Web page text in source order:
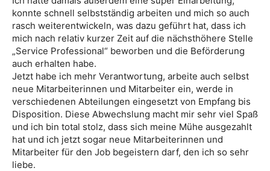
konnte schnell selbstständig arbeiten und mich so auch
rasch weiterentwickeln, was dazu geführt hat, dass ich
mich nach relativ kurzer Zeit auf die nächsthöhere Stelle
„Service Professional“ beworben und die Beförderung
auch erhalten habe.
Jetzt habe ich mehr Verantwortung, arbeite auch selbst
neue Mitarbeiterinnen und Mitarbeiter ein, werde in
verschiedenen Abteilungen eingesetzt von Empfang bis
Disposition. Diese Abwechslung macht mir sehr viel Spaß
und ich bin total stolz, dass sich meine Mühe ausgezahlt
hat und ich jetzt sogar neue Mitarbeiterinnen und
Mitarbeiter für den Job begeistern darf, den ich so sehr
liebe.